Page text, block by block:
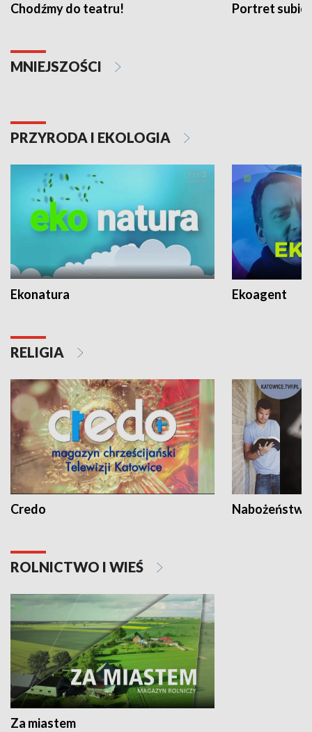
Chodźmy do teatru! Portret
MNIEJSZOŚCI
PRZYRODA I EKOLOGIA
Ekonatura Ekoagent
RELIGIA
Credo
ROLNICTWO I WIEŚ
Za miastem